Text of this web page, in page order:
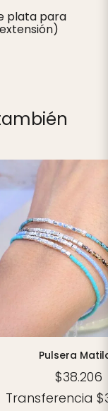
plata para
Pulsera
$38.206
Transferencia